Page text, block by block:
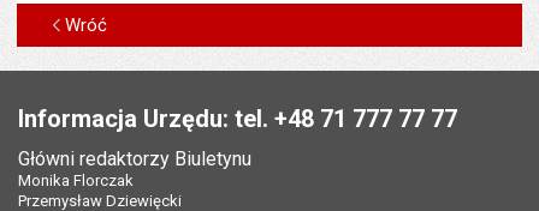
Wróć
Informacja Urzędu: tel. +48 71 777 77 77
Główni redaktorzy Biuletynu
Monika Florczak
Przemysław Dziewięcki